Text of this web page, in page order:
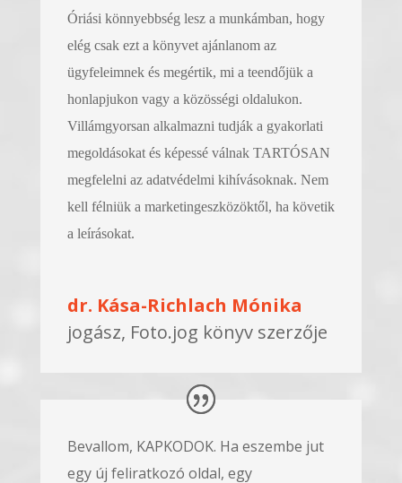
Óriási könnyebbség lesz a munkámban, hogy
elég csak ezt a könyvet ajánlanom az
ügyfeleimnek és megértik, mi a teendőjük a
honlapjukon vagy a közösségi oldalukon.
Villámgyorsan alkalmazni tudják a gyakorlati
megoldásokat és képessé válnak TARTÓSAN
megfelelni az adatvédelmi kihívásoknak. Nem
kell félniük a marketingeszközöktől, ha követik
a leírásokat.
dr. Kása-Richlach Mónika
jogász, Foto.jog könyv szerzője
Bevallom, KAPKODOK. Ha eszembe jut
egy új feliratkozó oldal, egy